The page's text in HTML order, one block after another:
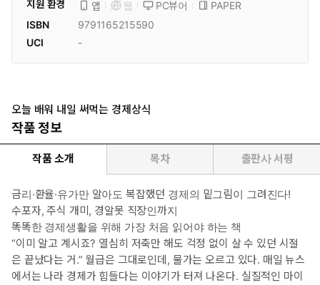
지원 환경
앱 웹 PC뷰어
PAPER
ISBN
9791165215590
UCI
-
오늘 배워 내일 써먹는 경제상식
작품 정보
작품 소개 목차 출판사 서평
금리·환율·유가만 알아도 복잡했던 경제의 밑그림이 그려진다!
수포자, 주식 개미, 경알못 직장인까지
똑똑한 경제생활을 위해 가장 처음 읽어야 하는 책
“이미 알고 계시죠? 열심히 저축만 해도 걱정 없이 살 수 있던 시절
은 끝났다는 거.” 월급은 그대로인데, 물가는 오르고 있다. 매일 뉴스
에서는 나라 경제가 힘들다는 이야기가 터져 나온다. 실질적인 마이